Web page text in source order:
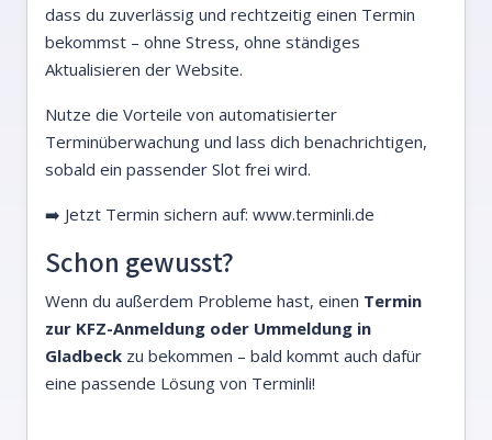
dass du zuverlässig und rechtzeitig einen Termin
bekommst – ohne Stress, ohne ständiges
Aktualisieren der Website.
Nutze die Vorteile von automatisierter
Terminüberwachung und lass dich benachrichtigen,
sobald ein passender Slot frei wird.
➡️ Jetzt Termin sichern auf: www.terminli.de
Schon gewusst?
Wenn du außerdem Probleme hast, einen Termin
zur KFZ-Anmeldung oder Ummeldung in
Gladbeck zu bekommen – bald kommt auch dafür
eine passende Lösung von Terminli!